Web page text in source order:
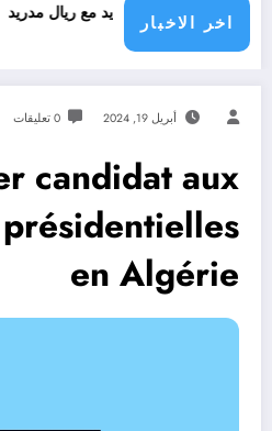
اخر الاخبار
الجديد مع ريال مدريد
أبريل 19, 2024 0 تعليقات
candidat aux
en Algérie